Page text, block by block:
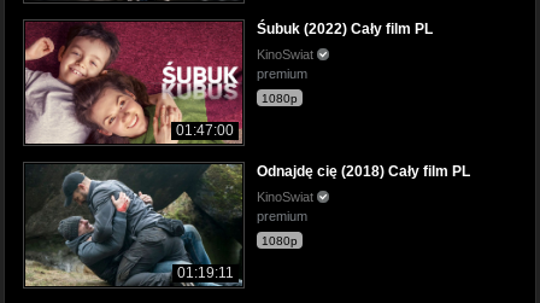
01:47:00
Śubuk (2022) Cały film PL
KinoSwiat
premium
1080p
01:19:11
Odnajdę cię (2018) Cały film PL
KinoSwiat
premium
1080p